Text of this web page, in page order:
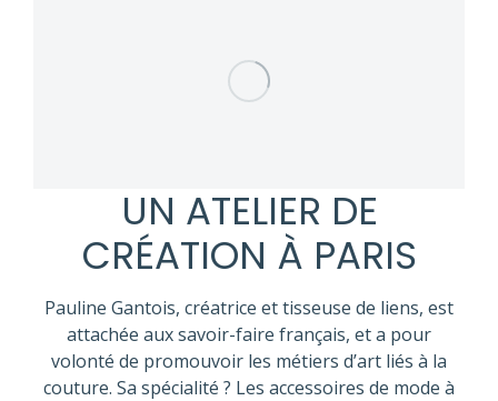
UN ATELIER DE
CRÉATION À PARIS
Pauline Gantois, créatrice et tisseuse de liens, est
attachée aux savoir-faire français, et a pour
volonté de promouvoir les métiers d’art liés à la
couture. Sa spécialité ? Les accessoires de mode à